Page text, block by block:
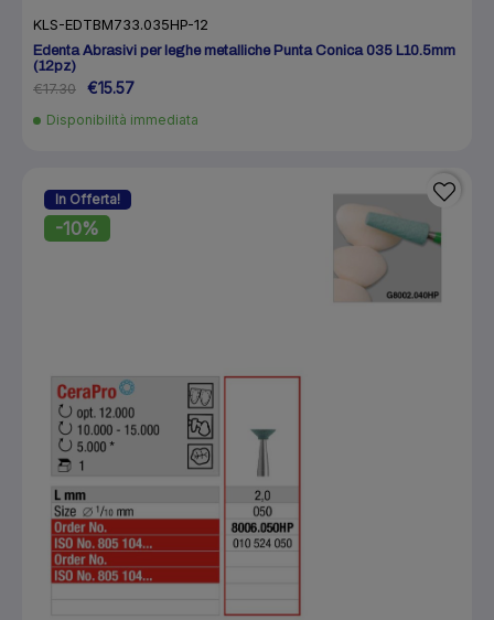
KLS-EDTBM733.035HP-12
Edenta Abrasivi per leghe metalliche Punta Conica 035 L10.5mm
(12pz)
€17.30 €15.57
Disponibilità immediata
In Offerta!
-10%